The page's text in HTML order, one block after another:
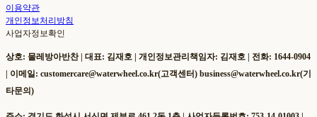
이용약관
개인정보처리방침
사업자정보확인
상호: 물레방아반찬 | 대표: 김재호 | 개인정보관리책임자: 김재호 | 전화: 1644-0904
| 이메일: customercare@waterwheel.co.kr(고객센터) business@waterwheel.co.kr(기
타문의)